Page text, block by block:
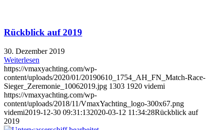
Rückblick auf 2019
30. Dezember 2019
Weiterlesen
https://vmaxyachting.com/wp-
content/uploads/2020/01/20190610_1754_AH_FN_Match-Race-
Sieger_Zeremonie_10062019.jpg 1303 1920 videmi
https://vmaxyachting.com/wp-
content/uploads/2018/11/VmaxYachting_logo-300x67.png
videmi2019-12-30 09:31:132020-03-12 11:34:28Rückblick auf
2019